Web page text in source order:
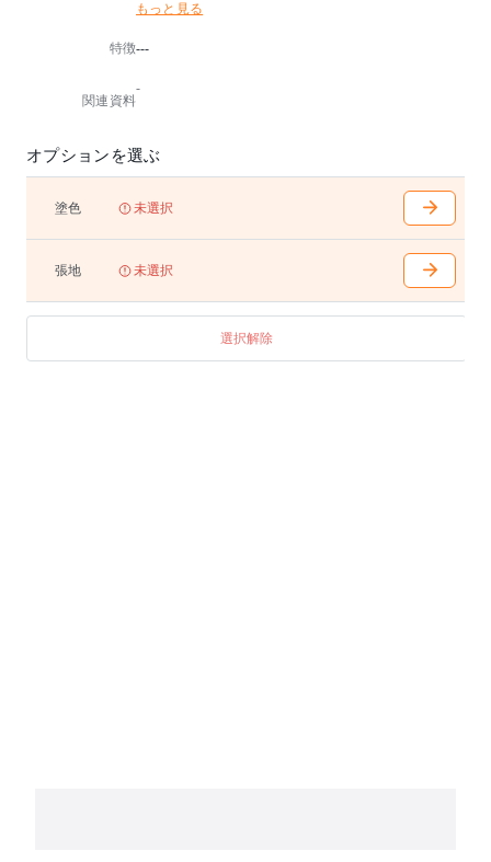
お届けまで3ヶ月から4ヶ月のお時間をいただきます。
※尾鷲ヒノキを使用しています。
ります。
もっと見る
特徴---
関連資料
-
オプションを選ぶ
塗色 未選択
張地 未選択
選択解除